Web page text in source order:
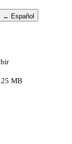
↔ Español
25 MB